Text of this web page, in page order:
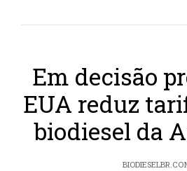
Em decisão
EUA reduz
biodiesel da